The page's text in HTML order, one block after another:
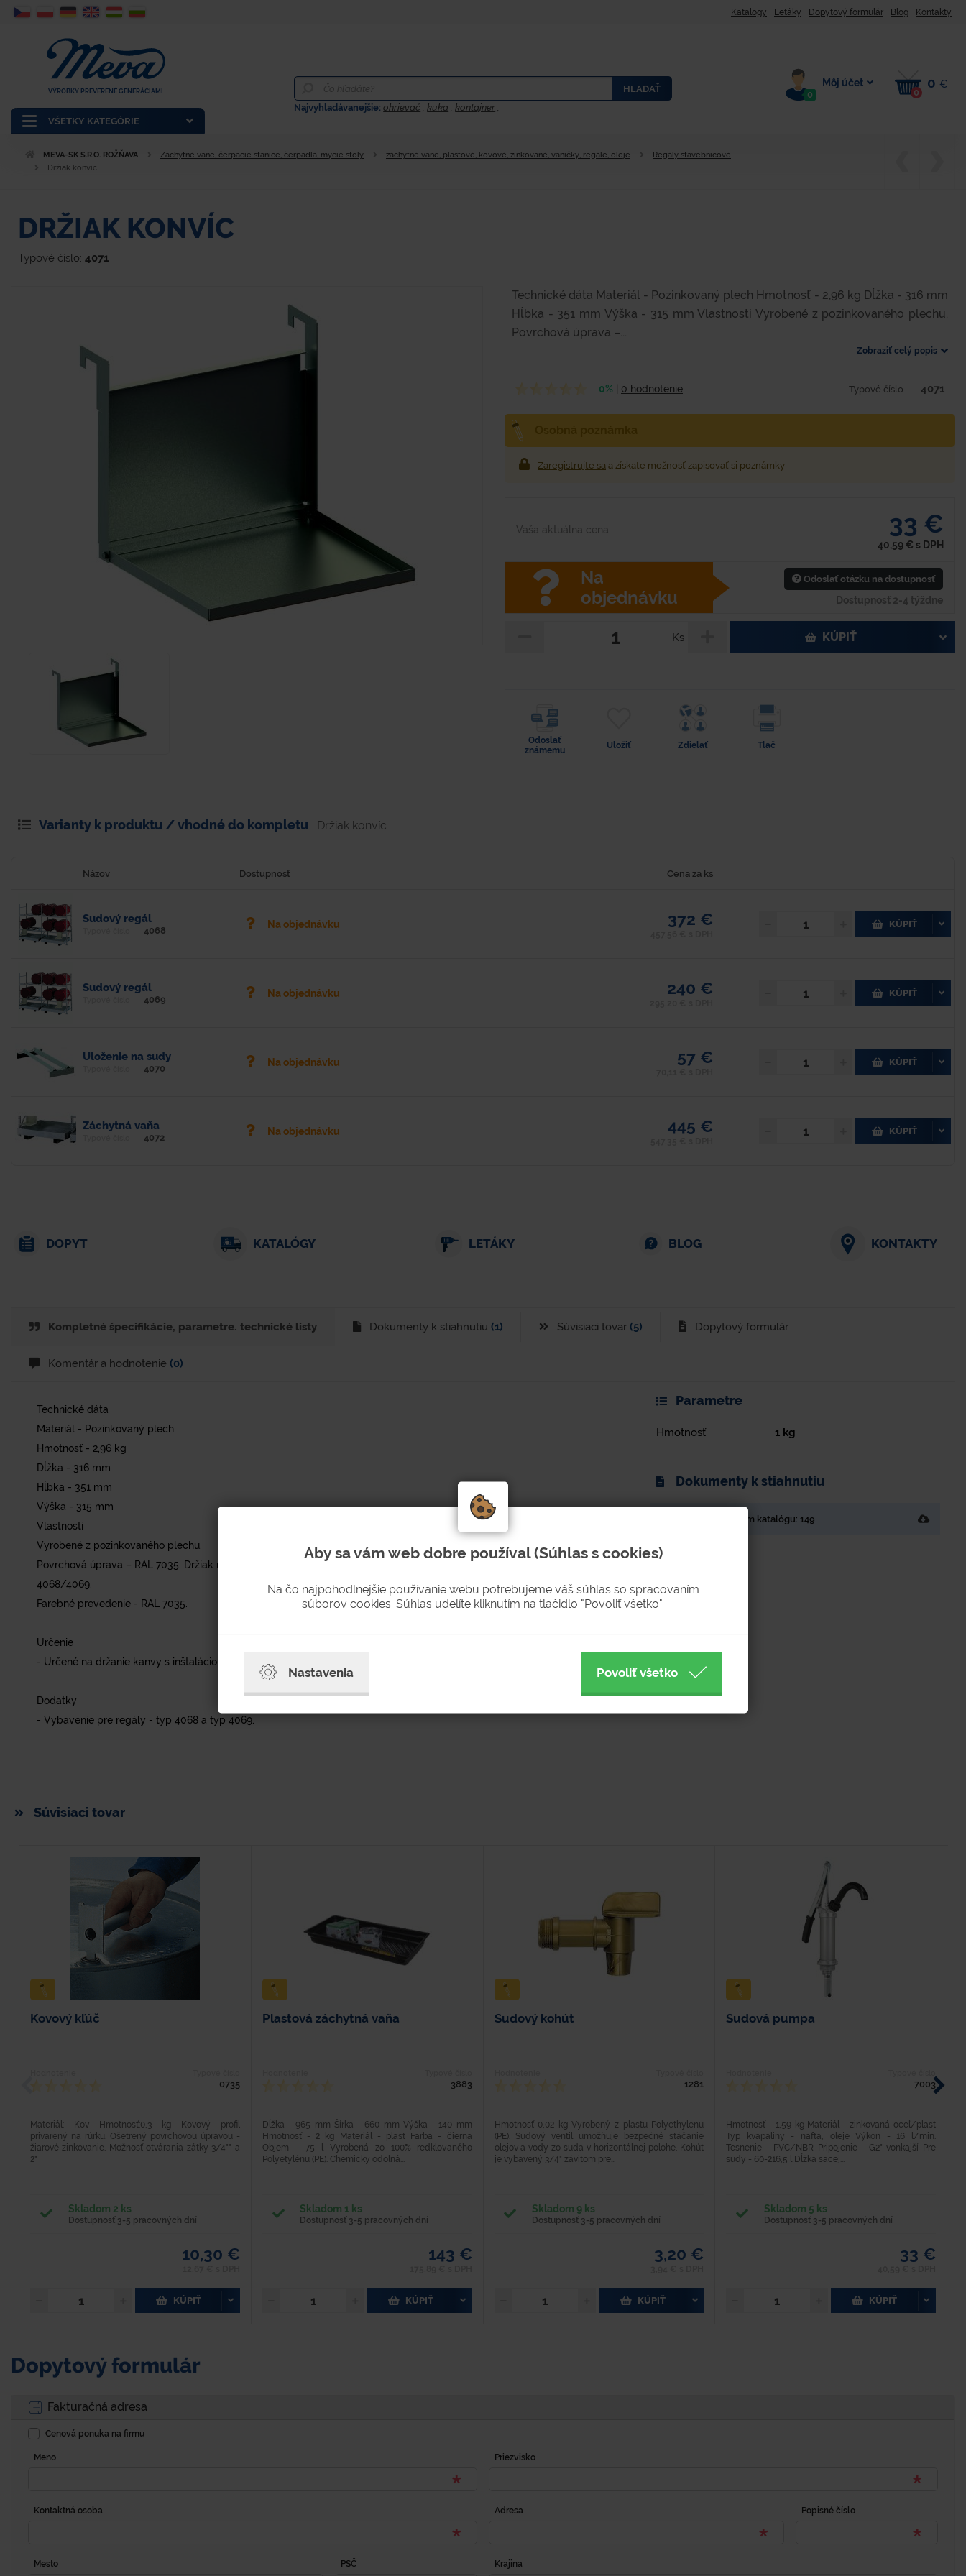
Katalogy Letáky Dopytový formulár Blog Kontakty
VŠETKY KATEGÓRIE
VÝROBKY PREVERENÉ GENERÁCIAMI
HLADAŤ
Najvyhladávanejšie:ohrievač ,kuka ,kontajner ,
0
Môj účet
0
0 €
MEVA-SK S.R.O. ROŽŇAVA Záchytné vane, čerpacie stanice, čerpadlá, mycie stoly záchytné vane, plastové, kovové, zinkované, vaničky, regále, oleje
Regály stavebnicové
Držiak konvíc
DRŽIAK KONVÍC
Typové číslo: 4071
Technické dáta Materiál - Pozinkovaný plech Hmotnosť - 2,96 kg Dĺžka - 316 mm
Hĺbka - 351 mm Výška - 315 mm Vlastnosti Vyrobené z pozinkovaného plechu.
Povrchová úprava –...
Zobraziť celý popis
0% 0 hodnotenie Typové číslo 4071
Zaregistrujte sa a získate možnosť zapisovať si poznámky
Vaša aktuálna cena 33 €
40,59 € s DPH
Na
objednávku
Odoslať otázku na dostupnosť
Dostupnosť 2-4 týždne
Ks KÚPIŤ
Odoslať
známemu
Uložiť Zdielať Tlač
Varianty k produktu / vhodné do kompletu Držiak konvíc
Názov Dostupnosť Cena za ks
Sudový regál
4068
Na objednávku 372 € KÚPIŤ
Sudový regál
4069
Na objednávku 240 € KÚPIŤ
Uloženie na sudy
4070
Na objednávku 57 € KÚPIŤ
Záchytná vaňa
4072
Na objednávku 445 € KÚPIŤ
DOPYT KATALÓGY LETÁKY BLOG KONTAKTY
Kompletné špecifikácie, parametre. technické listy Dokumenty k stiahnutiu (1) Súvisiaci tovar (5) Dopytový formulár
Komentár a hodnotenie (0)
Technické dáta
Materiál - Pozinkovaný plech
Hmotnosť - 2,96 kg
Dĺžka - 316 mm
Hĺbka - 351 mm
Výška - 315 mm
Vlastnosti
Vyrobené z pozinkovaného plechu.
Povrchová úprava – RAL 7035. Držiak môže byť rozobraný. Držiak sa zavesuje za nosník hĺbky 33 mm regálov typu
4068/4069.
Farebné prevedenie - RAL 7035.
Určenie
- Určené na držanie kanvy s inštaláciou na regál.
Dodatky
- Vybavenie pre regály - typ 4068 a typ 4069.
Parametre
Hmotnosť 1 kg
Dokumenty k stiahnutiu
Strana v tlačenom katalógu: 149
Súvisiaci tovar
Kovový kľúč
0735
Materiál: Kov Hmotnosť:0,3 kg Kovový profil
privarený na rúrku. Ošetrený povrchovou úpravou -
žiarové zinkovanie. Možnosť otvárania zátky 3/4"" a
2"
Skladom 2 ks
Dostupnosť 3-5 pracovných dní
10,30 €
KÚPIŤ
Plastová záchytná vaňa
3883
Dĺžka - 965 mm Šírka - 660 mm Výška - 140 mm
Hmotnosť - 2 kg Materiál - plast Farba - čierna
Objem - 75 l Vyrobená zo 100% redklovaného
Polyetylénu (PE). Chemicky odolná...
Skladom 1 ks
Dostupnosť 3-5 pracovných dní
143 €
KÚPIŤ
Sudový kohút
1281
Hmotnosť 0,02 kg Vyrobený z plastu Polyethylenu
(PE). Sudový ventil umožňuje bezpečné stáčanie
olejov a vody zo suda v horizontálnej polohe. Kohút
je vybavený 3/4" závitom pre...
Skladom 9 ks
Dostupnosť 3-5 pracovných dní
3,20 €
KÚPIŤ
Sudová pumpa
7003
Hmotnosť - 1,59 kg Materiál - zinkovaná oceľ/plast
Typ kvapaliny - nafta, oleje Výkon - 16 l/min.
Tesnenie - PVC/NBR Pripojenie - G2" vonkajší Pre
sudy - 60-216,5 l Dĺžka sacej...
Skladom 5 ks
Dostupnosť 3-5 pracovných dní
33 €
KÚPIŤ
Dopytový formulár
Fakturačná adresa
Cenová ponuka na firmu
Meno Priezvisko
Kontaktná osoba Adresa Popisné číslo
Mesto PSČ Krajina
Aby sa vám web dobre používal (Súhlas s cookies)
Na čo najpohodlnejšie používanie webu potrebujeme váš súhlas so spracovaním
súborov cookies. Súhlas udelíte kliknutím na tlačidlo "Povoliť všetko".
Nastavenia Povoliť všetko